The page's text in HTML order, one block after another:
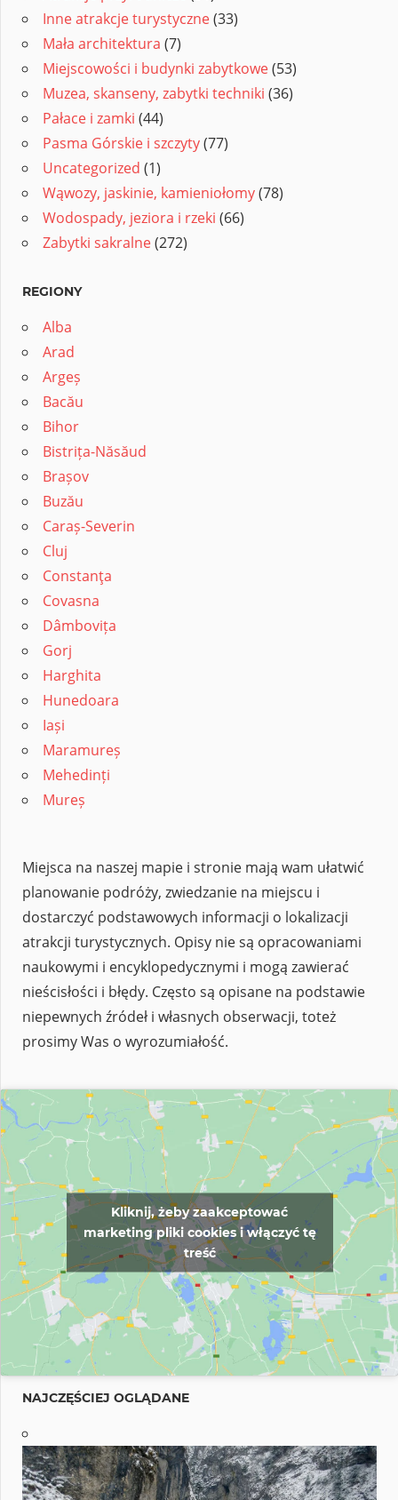
Inne atrakcje turystyczne(33)
Mała architektura (7)
Miejscowości i budynki zabytkowe(53)
Muzea, skanseny, zabytki techniki (36)
Pałace i zamki (44)
Pasma Górskie i szczyty(77)
Uncategorized (1)
Wąwozy, jaskinie, kamieniołomy(78)
Wodospady, jeziora i rzeki (66)
Zabytki sakralne(272)
REGIONY
Alba
Arad
Argeș
Bacău
Bihor
Bistrița-Năsăud
Brașov
Buzău
Caraș-Severin
Cluj
Constanţa
Covasna
Dâmbovița
Gorj
Harghita
Hunedoara
Iași
Maramureș
Mehedinți
Mureș
Miejsca na naszej mapie i stronie mają wam ułatwić
planowanie podróży, zwiedzanie na miejscu i
dostarczyć podstawowych informacji o lokalizacji
atrakcji turystycznych. Opisy nie są opracowaniami
naukowymi i encyklopedycznymi i mogą zawierać
nieścisłości i błędy. Często są opisane na podstawie
niepewnych źródeł i własnych obserwacji, toteż
prosimy Was o wyrozumiałość.
Kliknij, żeby zaakceptować
marketing pliki cookies i włączyć tę
treść
NAJCZĘŚCIEJ OGLĄDANE